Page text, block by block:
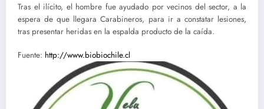
Tras el ilícito, el hombre fue ayudado por vecinos del sector, a la
espera de que llegara Carabineros, para ir a constatar lesiones,
tras presentar heridas en la espalda producto de la caída.
Fuente: http://www.biobiochile.cl